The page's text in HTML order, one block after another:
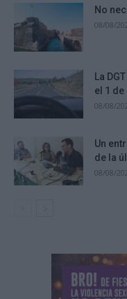
No
08/08/
La
el 1 de
08/08/
Un
de la
08/08/